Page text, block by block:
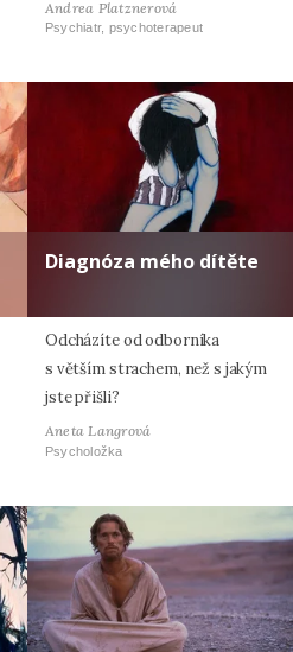
Andrea Platznerová
Psychiatr, psychoterapeut
Diagnóza mého dítěte
Odcházíte od odborníka
s větším strachem, než s jakým
jste přišli?
Aneta Langrová
Psycholožka